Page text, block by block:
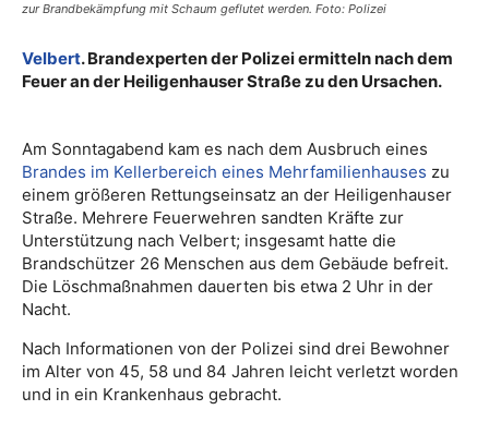
zur Brandbekämpfung mit Schaum geflutet werden. Foto: Polizei
Velbert. Brandexperten der Polizei ermitteln nach dem
Feuer an der Heiligenhauser Straße zu den Ursachen.
Am Sonntagabend kam es nach dem Ausbruch eines
Brandes im Kellerbereich eines Mehrfamilienhauses zu
einem größeren Rettungseinsatz an der Heiligenhauser
Straße. Mehrere Feuerwehren sandten Kräfte zur
Unterstützung nach Velbert; insgesamt hatte die
Brandschützer 26 Menschen aus dem Gebäude befreit.
Die Löschmaßnahmen dauerten bis etwa 2 Uhr in der
Nacht.
Nach Informationen von der Polizei sind drei Bewohner
im Alter von 45, 58 und 84 Jahren leicht verletzt worden
und in ein Krankenhaus gebracht.